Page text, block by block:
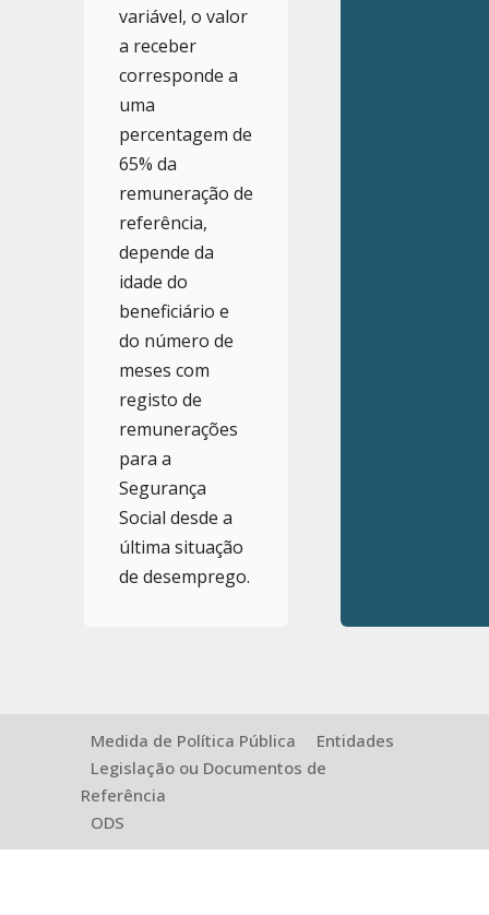
variável, o valor
a receber
corresponde a
uma
percentagem de
65% da
remuneração de
referência,
depende da
idade do
beneficiário e
do número de
meses com
registo de
remunerações
para a
Segurança
Social desde a
última situação
de desemprego.
Medida de Política Pública
Entidades
Legislação ou Documentos de
Referência
ODS